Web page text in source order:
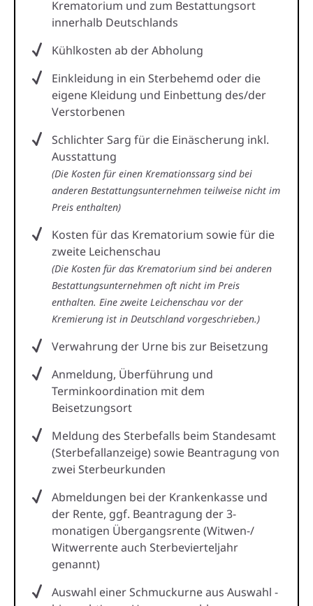
Krematorium und zum Bestattungsort
innerhalb Deutschlands
Kühlkosten ab der Abholung
Einkleidung in ein Sterbehemd oder die
eigene Kleidung und Einbettung des/der
Verstorbenen
Schlichter Sarg für die Einäscherung inkl.
Ausstattung
(Die Kosten für einen Kremationssarg sind bei
anderen Bestattungsunternehmen teilweise nicht im
Preis enthalten)
Kosten für das Krematorium sowie für die
zweite Leichenschau
(Die Kosten für das Krematorium sind bei anderen
Bestattungsunternehmen oft nicht im Preis
enthalten. Eine zweite Leichenschau vor der
Kremierung ist in Deutschland vorgeschrieben.)
Verwahrung der Urne bis zur Beisetzung
Anmeldung, Überführung und
Terminkoordination mit dem
Beisetzungsort
Meldung des Sterbefalls beim Standesamt
(Sterbefallanzeige) sowie Beantragung von
zwei Sterbeurkunden
Abmeldungen bei der Krankenkasse und
der Rente, ggf. Beantragung der 3-
monatigen Übergangsrente (Witwen-/
Witwerrente auch Sterbevierteljahr
genannt)
Auswahl einer Schmuckurne aus Auswahl -